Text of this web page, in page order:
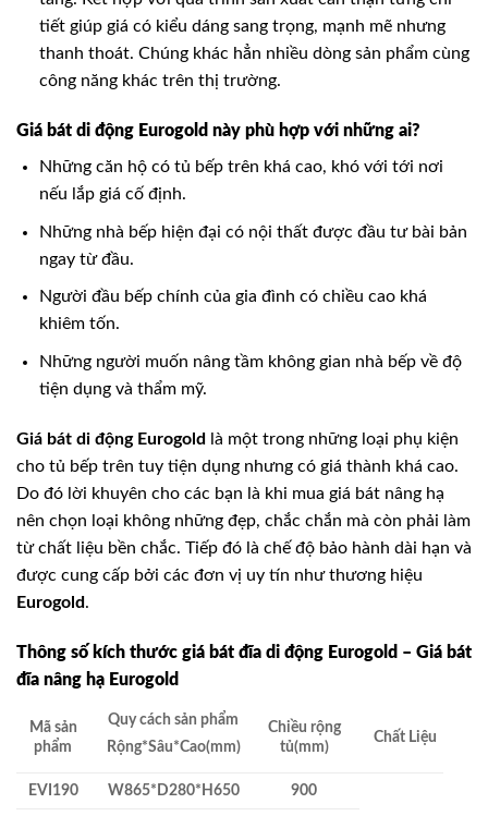
tiết giúp giá có kiểu dáng sang trọng, mạnh mẽ nhưng
thanh thoát. Chúng khác hẳn nhiều dòng sản phẩm cùng
công năng khác trên thị trường.
Giá bát di động Eurogold này phù hợp với những ai?
Những căn hộ có tủ bếp trên khá cao, khó với tới nơi
nếu lắp giá cố định.
Những nhà bếp hiện đại có nội thất được đầu tư bài bản
ngay từ đầu.
Người đầu bếp chính của gia đình có chiều cao khá
khiêm tốn.
Những người muốn nâng tầm không gian nhà bếp về độ
tiện dụng và thẩm mỹ.
Giá bát di động Eurogold
là một trong những loại phụ kiện
cho tủ bếp trên tuy tiện dụng nhưng có giá thành khá cao.
Do đó lời khuyên cho các bạn là khi mua giá bát nâng hạ
nên chọn loại không những đẹp, chắc chắn mà còn phải làm
từ chất liệu bền chắc. Tiếp đó là chế độ bảo hành dài hạn và
được cung cấp bởi các đơn vị uy tín như thương hiệu
Eurogold.
Thông số kích thước giá bát đĩa di động Eurogold – Giá bát
đĩa nâng hạ Eurogold
Mã sản
phẩm
Quy cách sản phẩm
Rộng*Sâu*Cao(mm)
Chiều rộng
tủ(mm)
Chất Liệu
EVI190 W865*D280*H650 900